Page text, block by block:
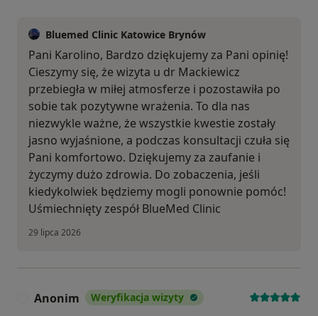
Bluemed Clinic Katowice Brynów
Pani Karolino, Bardzo dziękujemy za Pani opinię!
Cieszymy się, że wizyta u dr Mackiewicz
przebiegła w miłej atmosferze i pozostawiła po
sobie tak pozytywne wrażenia. To dla nas
niezwykle ważne, że wszystkie kwestie zostały
jasno wyjaśnione, a podczas konsultacji czuła się
Pani komfortowo. Dziękujemy za zaufanie i
życzymy dużo zdrowia. Do zobaczenia, jeśli
kiedykolwiek będziemy mogli ponownie pomóc!
Uśmiechnięty zespół BlueMed Clinic
29 lipca 2026
Anonim Weryfikacja wizyty